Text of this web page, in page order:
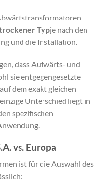
trockener Typje nach den
und die Installation.
dass Aufwärts- und
sie entgegengesetzte
dem exakt gleichen
Unterschied liegt in
spezifischen
vs. Europa
ist für die Auswahl des